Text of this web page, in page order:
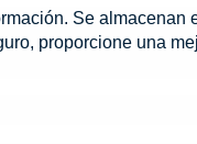
Se
proporcione una